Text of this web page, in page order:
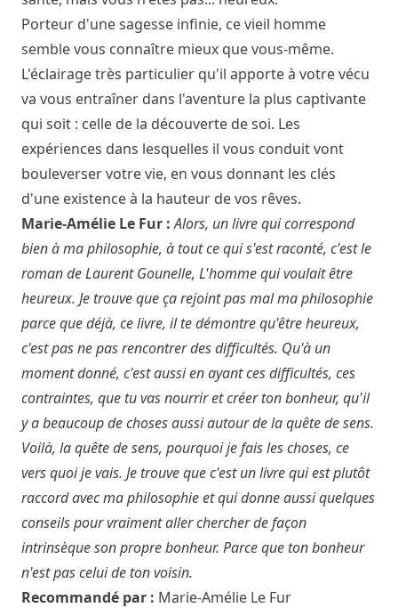
Porteur d'une sagesse infinie, ce vieil homme
semble vous connaître mieux que vous-même.
L'éclairage très particulier qu'il apporte à votre vécu
va vous entraîner dans l'aventure la plus captivante
qui soit : celle de la découverte de soi. Les
expériences dans lesquelles il vous conduit vont
bouleverser votre vie, en vous donnant les clés
d'une existence à la hauteur de vos rêves.
Marie-Amélie Le Fur :Alors, un livre qui correspond
bien à ma philosophie, à tout ce qui s'est raconté, c'est le
roman de Laurent Gounelle, L'homme qui voulait être
heureux. Je trouve que ça rejoint pas mal ma philosophie
parce que déjà, ce livre, il te démontre qu'être heureux,
c'est pas ne pas rencontrer des difficultés. Qu'à un
moment donné, c'est aussi en ayant ces difficultés, ces
contraintes, que tu vas nourrir et créer ton bonheur, qu'il
y a beaucoup de choses aussi autour de la quête de sens.
Voilà, la quête de sens, pourquoi je fais les choses, ce
vers quoi je vais. Je trouve que c'est un livre qui est plutôt
raccord avec ma philosophie et qui donne aussi quelques
conseils pour vraiment aller chercher de façon
intrinsèque son propre bonheur. Parce que ton bonheur
n'est pas celui de ton voisin.
Recommandé par : Marie-Amélie Le Fur